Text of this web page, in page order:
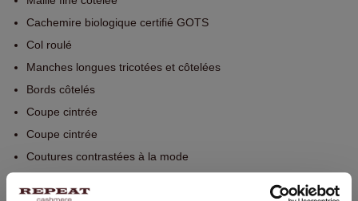
Cachemire biologique certifié GOTS
Col roulé
Manches longues tricotées et côtelées
Bords côtelés
Coupe cintrée
Coupe cintrée
Coutures contrastées à la mode